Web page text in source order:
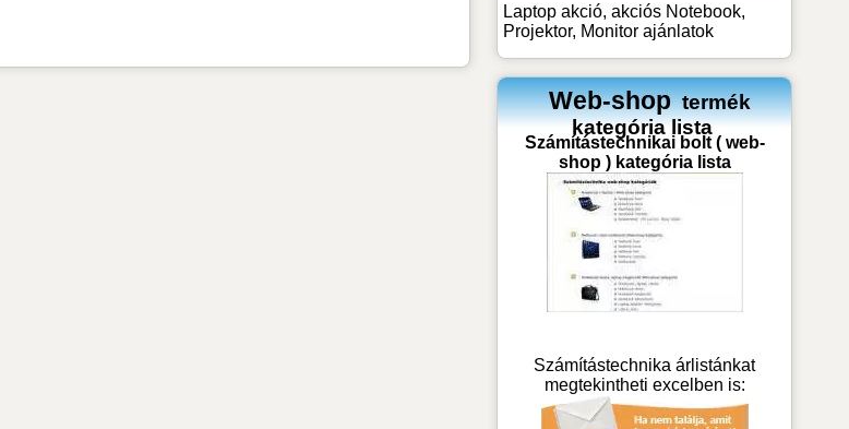
Laptop akció, akciós Notebook,
Projektor, Monitor ajánlatok
Web-shop termék
kategória lista
Számítástechnikai bolt ( web-
shop ) kategória lista
Számítástechnika árlistánkat
megtekintheti excelben is: